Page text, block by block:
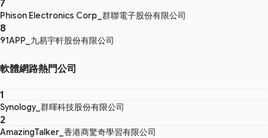
7
Phison Electronics Corp_群聯電子股份有限公司
8
91APP_九易宇軒股份有限公司
軟體網路熱門公司
1
Synology_群暉科技股份有限公司
2
AmazingTalker_香港商驚奇學習有限公司